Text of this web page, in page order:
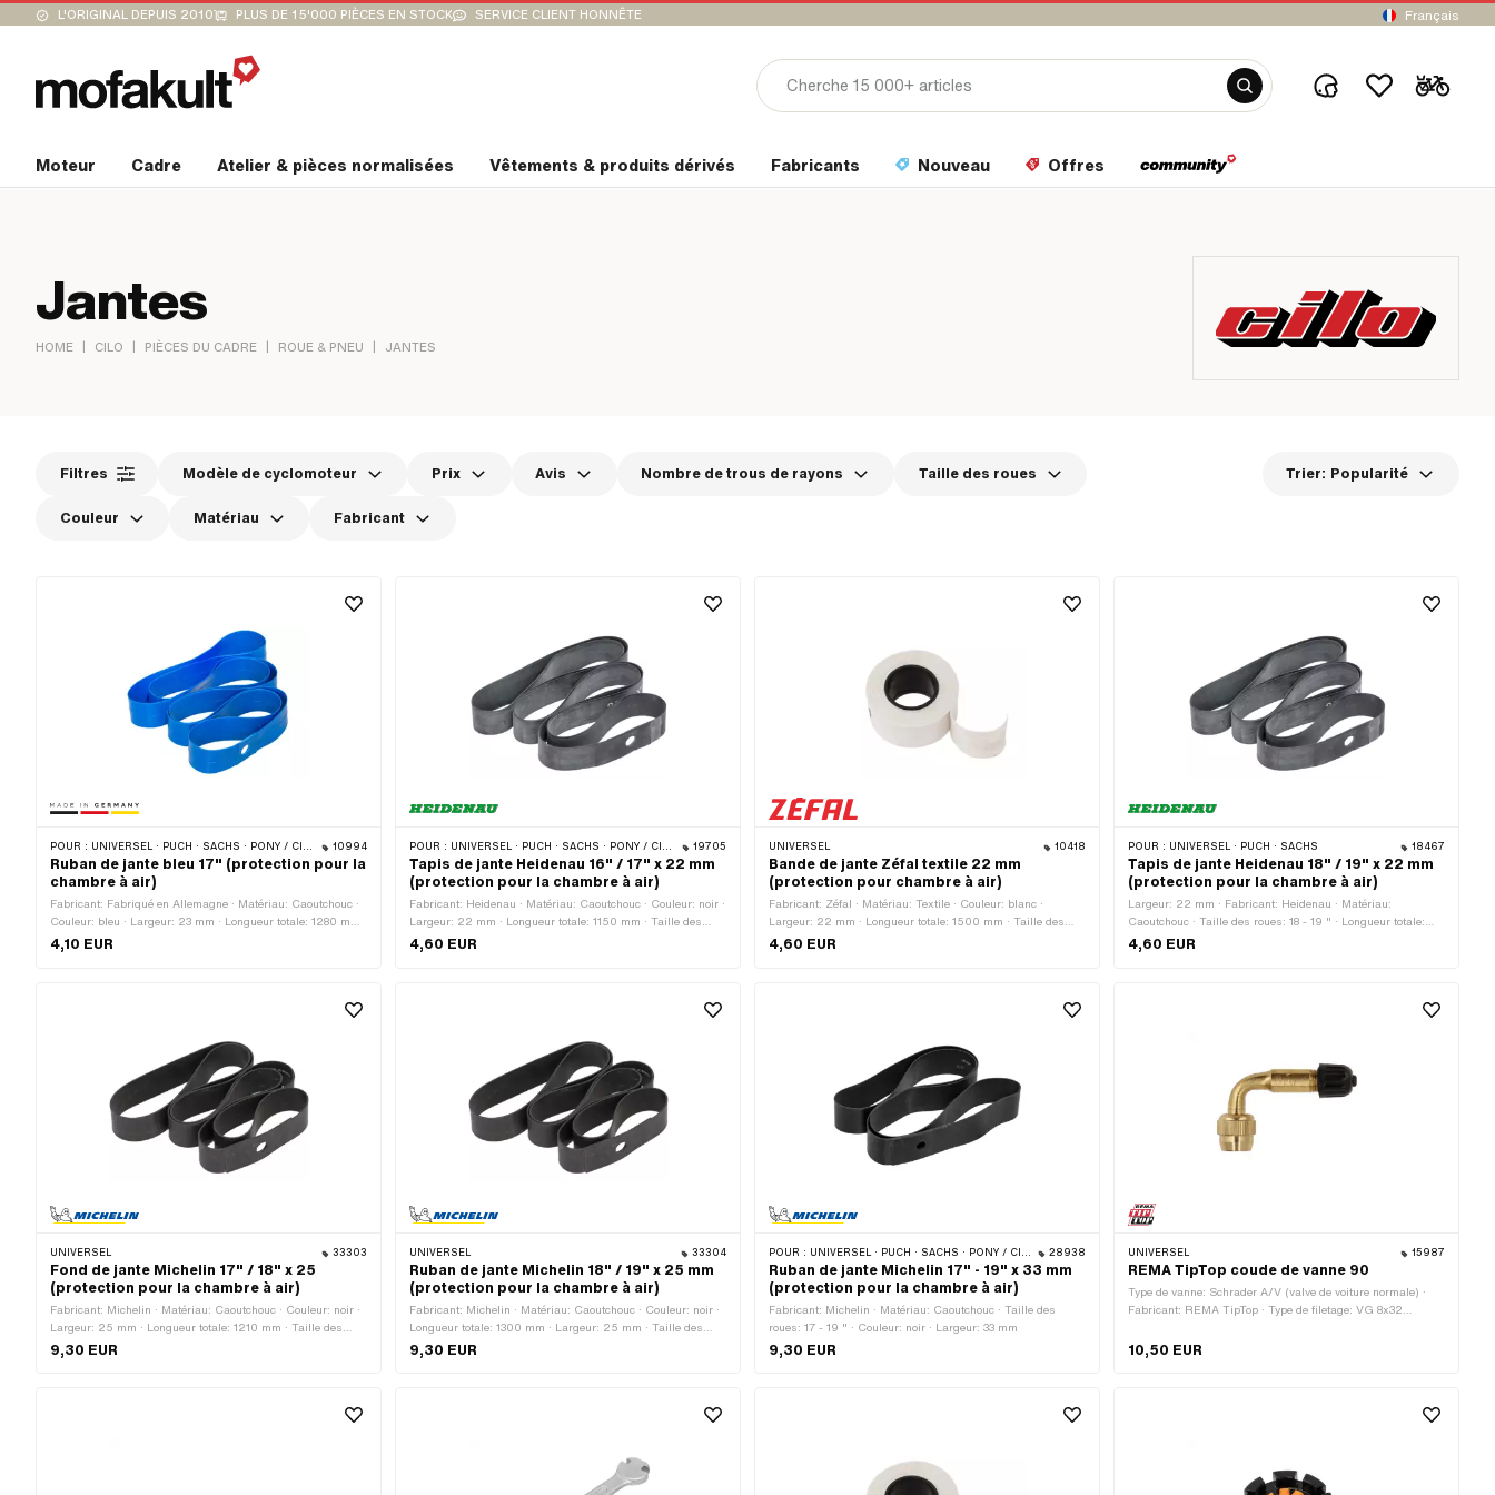
L'ORIGINAL DEPUIS 2010 PLUS DE 15'000 PIÈCES EN STOCK SERVICE CLIENT HONNÊTE Français
Moteur Cadre Atelier & pièces normalisées Vêtements & produits dérivés Fabricants Nouveau Offres
Jantes
HOME | CILO | PIÈCES DU CADRE | ROUE & PNEU | JANTES
Filtres Modèle de cyclomoteur Prix Avis Nombre de trous de rayons Taille des roues
Couleur Matériau Fabricant
Trier: Popularité
POUR : UNIVERSEL · PUCH · SACHS · PONY / CILO (BÊTA 521 & 512) · PIAGGIO · ZÜNDAPP BELMONDO · TOMOS 10994
Ruban de jante bleu 17" (protection pour la
chambre à air)
Fabricant: Fabriqué en Allemagne · Matériau: Caoutchouc ·
Couleur: bleu · Largeur: 23 mm · Longueur totale: 1280 mm
· Taille des roues: 17 "
4,10 EUR
POUR : UNIVERSEL · PUCH · SACHS · PONY / CILO (BÊTA 521 & 512) · PIAGGIO · ZÜNDAPP BELMONDO · TOMOS · BYE BIKE · ALPA CHOPPER / TURBO · CILO 19705
Tapis de jante Heidenau 16" / 17" x 22 mm
(protection pour la chambre à air)
Fabricant: Heidenau · Matériau: Caoutchouc · Couleur: noir ·
Largeur: 22 mm · Longueur totale: 1150 mm · Taille des
roues: 16 - 17 "
4,60 EUR
UNIVERSEL 10418
Bande de jante Zéfal textile 22 mm
(protection pour chambre à air)
Fabricant: Zéfal · Matériau: Textile · Couleur: blanc ·
Largeur: 22 mm · Longueur totale: 1500 mm · Taille des
roues: 1 - 21 "
4,60 EUR
POUR : UNIVERSEL · PUCH · SACHS 18467
Tapis de jante Heidenau 18" / 19" x 22 mm
(protection pour la chambre à air)
Largeur: 22 mm · Fabricant: Heidenau · Matériau:
Caoutchouc · Taille des roues: 18 - 19 " · Longueur totale:
1320 mm · Couleur: noir
4,60 EUR
UNIVERSEL 33303
Fond de jante Michelin 17" / 18" x 25
(protection pour la chambre à air)
Fabricant: Michelin · Matériau: Caoutchouc · Couleur: noir ·
Largeur: 25 mm · Longueur totale: 1210 mm · Taille des
roues: 17 - 18 "
9,30 EUR
UNIVERSEL 33304
Ruban de jante Michelin 18" / 19" x 25 mm
(protection pour la chambre à air)
Fabricant: Michelin · Matériau: Caoutchouc · Couleur: noir ·
Longueur totale: 1300 mm · Largeur: 25 mm · Taille des
roues: 18 - 19 "
9,30 EUR
POUR : UNIVERSEL · PUCH · SACHS · PONY / CILO (BÊTA 521 & 512) · PIAGGIO · ZÜNDAPP BELMONDO · BYE BIKE 28938
Ruban de jante Michelin 17" - 19" x 33 mm
(protection pour la chambre à air)
Fabricant: Michelin · Matériau: Caoutchouc · Taille des
roues: 17 - 19 " · Couleur: noir · Largeur: 33 mm
9,30 EUR
UNIVERSEL 15987
REMA TipTop coude de vanne 90
Type de vanne: Schrader A/V (valve de voiture normale) ·
Fabricant: REMA TipTop · Type de filetage: VG 8x32
10,50 EUR